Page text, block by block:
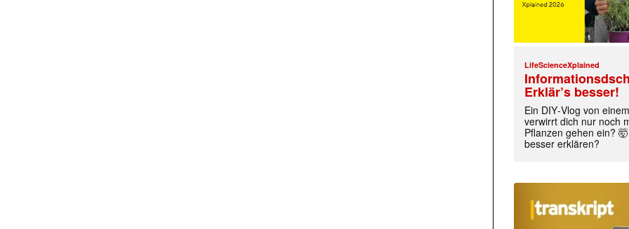
LifeScienceXplained
Erklär’s besser!
Ein DIY‑Vlog von
verwirrt dich nur noch
Pflanzen gehen ein?
besser erklären?